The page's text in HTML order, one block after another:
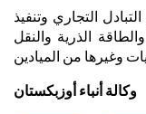
التجاري وتنفيذ
الذرية والنقل
وكالة أنباء أوزبكستان